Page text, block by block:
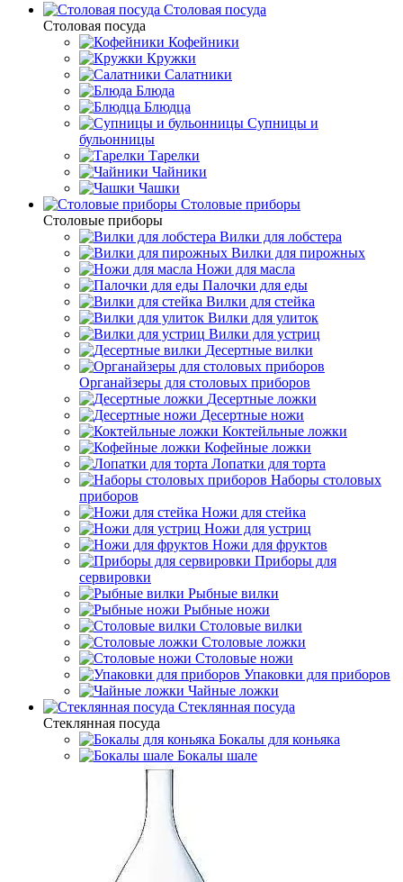
Столовая посуда
Столовая посуда
Кофейники
Кружки
Салатники
Блюда
Блюдца
Супницы и
бульонницы
Тарелки
Чайники
Чашки
Cтоловые приборы
Cтоловые приборы
Вилки для лобстера
Вилки для пирожных
Ножи для масла
Палочки для еды
Вилки для стейка
Вилки для улиток
Вилки для устриц
Десертные вилки
Органайзеры для столовых приборов
Десертные ложки
Десертные ножи
Коктейльные ложки
Кофейные ложки
Лопатки для торта
Наборы столовых
приборов
Ножи для стейка
Ножи для устриц
Ножи для фруктов
Приборы для
сервировки
Рыбные вилки
Рыбные ножи
Столовые вилки
Столовые ложки
Столовые ножи
Упаковки для приборов
Чайные ложки
Стеклянная посуда
Стеклянная посуда
Бокалы для коньяка
Бокалы шале